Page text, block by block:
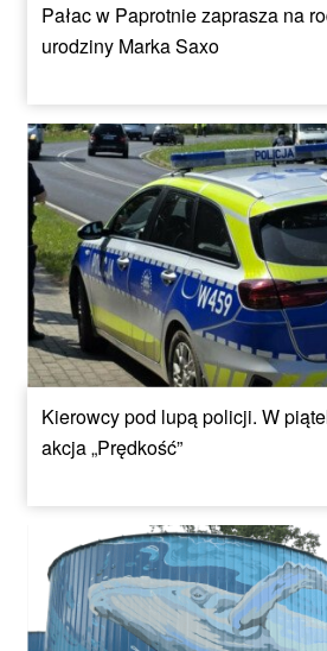
Pałac w Paprotnie zaprasza na
urodziny Marka Saxo
Kierowcy pod lupą policji. W
akcja „Prędkość”